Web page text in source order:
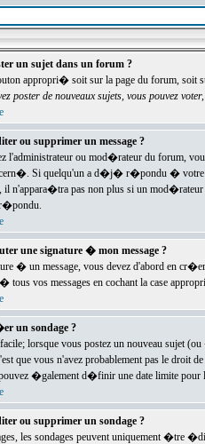
un sujet dans un forum ?
appropri� soit sur la page du forum, soit
poster de nouveaux sujets, vous pouvez voter,
ou supprimer un message ?
l'administrateur ou mod�rateur du forum,
Si quelqu'un a d�j� r�pondu � votre
n'appara�tra pas non plus si un mod�rateur
une signature � mon message ?
� un message, vous devez d'abord en
tous vos messages en cochant la case
un sondage ?
lorsque vous postez un nouveau sujet
que vous n'avez probablement pas le
�galement d�finir une date limite pour
ou supprimer un sondage ?
les sondages peuvent uniquement �tre